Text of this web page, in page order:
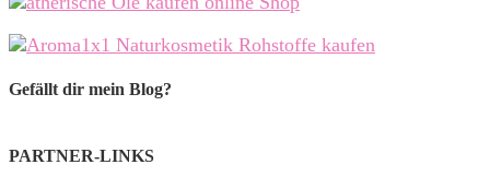
Gefällt dir mein Blog?
PARTNER-LINKS